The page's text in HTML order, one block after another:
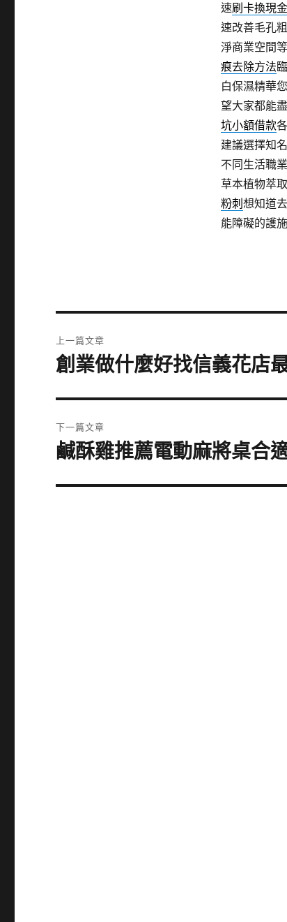
速刷卡換現金
速改善毛孔
淨商業空間
痕去除方法
白保濕精華
望大家都能
坑小額借款
建議選擇知
不同生活職
草本植物萃取
粉刺 想知道
能障礙的護
章
上一篇文章
上
篇
文
章:
創業做什麼好找信義花店
下一篇文章
下
篇
鹹酥雞推薦電動麻將桌合